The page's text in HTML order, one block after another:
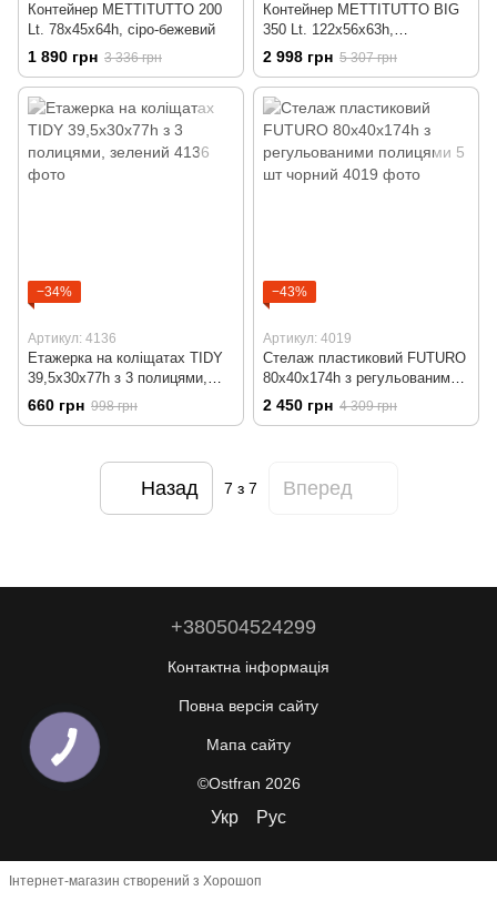
Контейнер METTITUTTO 200
Lt. 78x45x64h, сіро-бежевий
1 890 грн 3 336 грн
Контейнер METTITUTTO BIG
350 Lt. 122x56x63h,
графітовий
2 998 грн 5 307 грн
−34%
Артикул: 4136
Етажерка на коліщатах TIDY
39,5x30x77h з 3 полицями,
зелений
660 грн 998 грн
−43%
Артикул: 4019
Стелаж пластиковий FUTURO
80x40x174h з регульованими
полицями 5 шт чорний
2 450 грн 4 309 грн
Назад 7 з 7 Вперед
+380504524299
Контактна інформація
Повна версія сайту
Мапа сайту
©Ostfran 2026
Укр Рус
Інтернет-магазин створений з Хорошоп